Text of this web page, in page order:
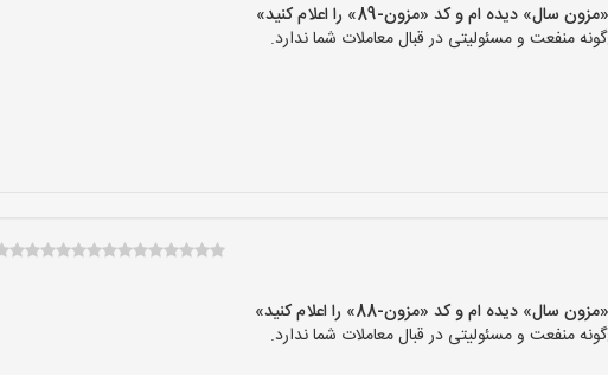
ام و کد «مزون-89» را اعلام کنید»
منفعت و مسئولیتی در قبال معاملات شما ندارد.
ام و کد «مزون-88» را اعلام کنید»
منفعت و مسئولیتی در قبال معاملات شما ندارد.